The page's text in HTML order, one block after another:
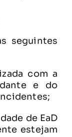
seguintes
com a
e do
de EaD
estejam